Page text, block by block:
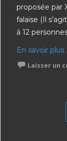
proposée par
falaise (Il
à 12
En savoir plus
Laisser un